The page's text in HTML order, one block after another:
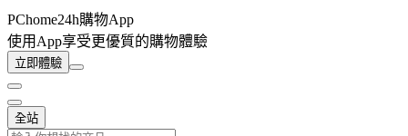
PChome24h購物App
使用App享受更優質的購物體驗
立即體驗
全站